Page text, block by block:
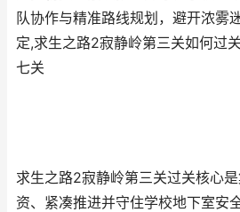
队协作与精准路线规划，避开浓雾
定,求生之路2寂静岭第三关如何过
七关
求生之路2寂静岭第三关过关核心
资、紧凑推进并守住学校地下室安